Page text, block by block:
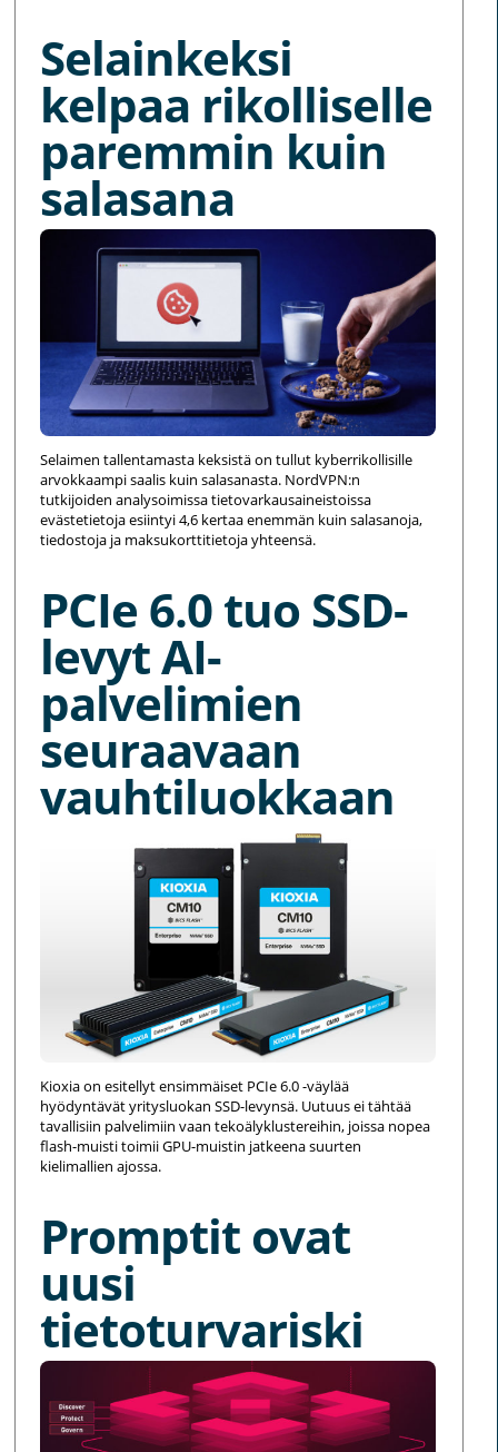
Selainkeksi
kelpaa rikolliselle
paremmin kuin
salasana
Selaimen tallentamasta keksistä on tullut kyberrikollisille
arvokkaampi saalis kuin salasanasta. NordVPN:n
tutkijoiden analysoimissa tietovarkausaineistoissa
evästetietoja esiintyi 4,6 kertaa enemmän kuin salasanoja,
tiedostoja ja maksukorttitietoja yhteensä.
PCIe 6.0 tuo SSD-
levyt AI-
palvelimien
seuraavaan
vauhtiluokkaan
Kioxia on esitellyt ensimmäiset PCIe 6.0 -väylää
hyödyntävät yritysluokan SSD-levynsä. Uutuus ei tähtää
tavallisiin palvelimiin vaan tekoälyklustereihin, joissa nopea
flash-muisti toimii GPU-muistin jatkeena suurten
kielimallien ajossa.
Promptit ovat
uusi
tietoturvariski